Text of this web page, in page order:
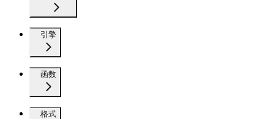
引擎
函数
格式